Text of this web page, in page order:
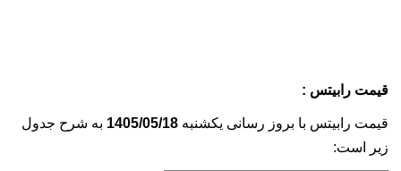
قیمت رابیتس :
قیمت رابیتس با بروز رسانی یکشنبه 1405/05/18 به شرح جدول
زیر است: